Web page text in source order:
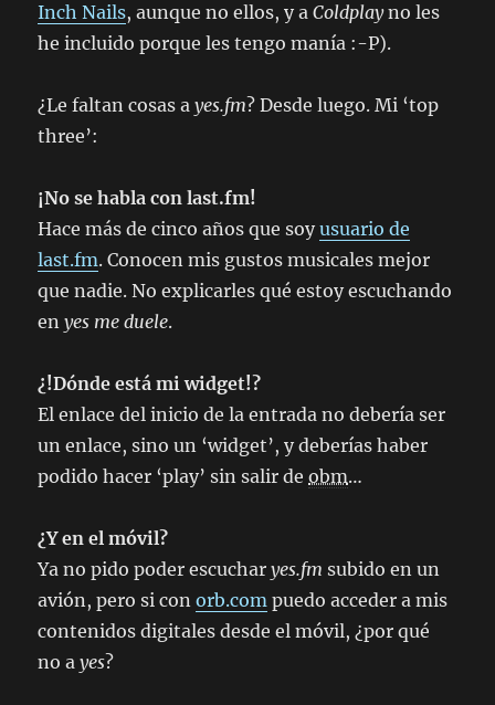
Inch Nails, aunque no ellos, y aColdplayno les
he incluido porque les tengo manía :-P).
¿Le faltan cosas ayes.fm? Desde luego. Mi ‘top
three’:
¡No se habla con last.fm!
Hace más de cinco años que soyusuario de
last.fm. Conocen mis gustos musicales mejor
que nadie. No explicarles qué estoy escuchando
enyes me duele.
¿!Dónde está mi widget!?
El enlace del inicio de la entrada no debería ser
un enlace, sino un ‘widget’, y deberías haber
podido hacer ‘play’ sin salir deobm…
¿Y en el móvil?
Ya no pido poder escucharyes.fm subido en un
avión, pero si conorb.com puedo acceder a mis
contenidos digitales desde el móvil, ¿por qué
no ayes?